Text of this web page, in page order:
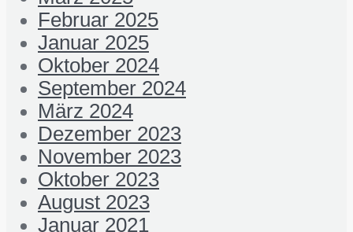
Februar 2025
Januar 2025
Oktober 2024
September 2024
März 2024
Dezember 2023
November 2023
Oktober 2023
August 2023
Januar 2021